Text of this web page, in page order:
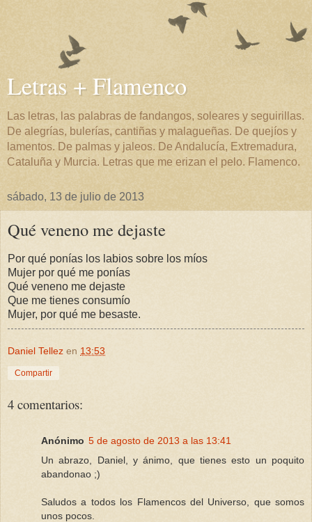
Letras + Flamenco
Las letras, las palabras de fandangos, soleares y seguirillas.
De alegrías, bulerías, cantiñas y malagueñas. De quejíos y
lamentos. De palmas y jaleos. De Andalucía, Extremadura,
Cataluña y Murcia. Letras que me erizan el pelo. Flamenco.
sábado, 13 de julio de 2013
Qué veneno me dejaste
Por qué ponías los labios sobre los míos
Mujer por qué me ponías
Qué veneno me dejaste
Que me tienes consumío
Mujer, por qué me besaste.
Daniel Tellez en 13:53
Compartir
4 comentarios:
Anónimo 5 de agosto de 2013 a las 13:41
Un abrazo, Daniel, y ánimo, que tienes esto un poquito
abandonao ;)
Saludos a todos los Flamencos del Universo, que somos
unos pocos.